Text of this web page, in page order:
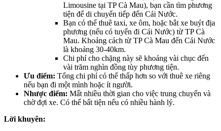
Limousine tại TP Cà Mau), bạn cần tìm phương
tiện để di chuyển tiếp đến Cái Nước.
Bạn có thể thuê taxi, xe ôm, hoặc bắt xe buýt địa
phương (nếu có tuyến đi Cái Nước) từ TP Cà
Mau. Khoảng cách từ TP Cà Mau đến Cái Nước
là khoảng 30-40km.
Chi phí cho chặng này sẽ khoảng vài chục đến
vài trăm nghìn đồng tùy phương tiện.
Ưu điểm: Tổng chi phí có thể thấp hơn so với thuê xe riêng
nếu bạn đi một mình hoặc ít người.
Nhược điểm: Mất nhiều thời gian cho việc trung chuyển và
chờ đợi xe. Có thể bất tiện nếu có nhiều hành lý.
Lời khuyên: